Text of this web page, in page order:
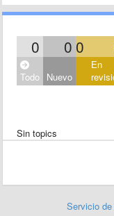
0 0 0
Todo Nuevo
En
Sin topics
Servicio